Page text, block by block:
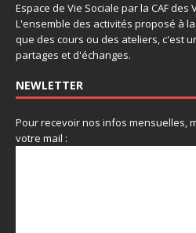
Espace de Vie Sociale par la CAF des
L'ensemble des activités proposé à
que des cours ou des ateliers, c'est
partages et d'échanges.
NEWLETTER
Pour recevoir nos infos mensuelles,
votre mail :